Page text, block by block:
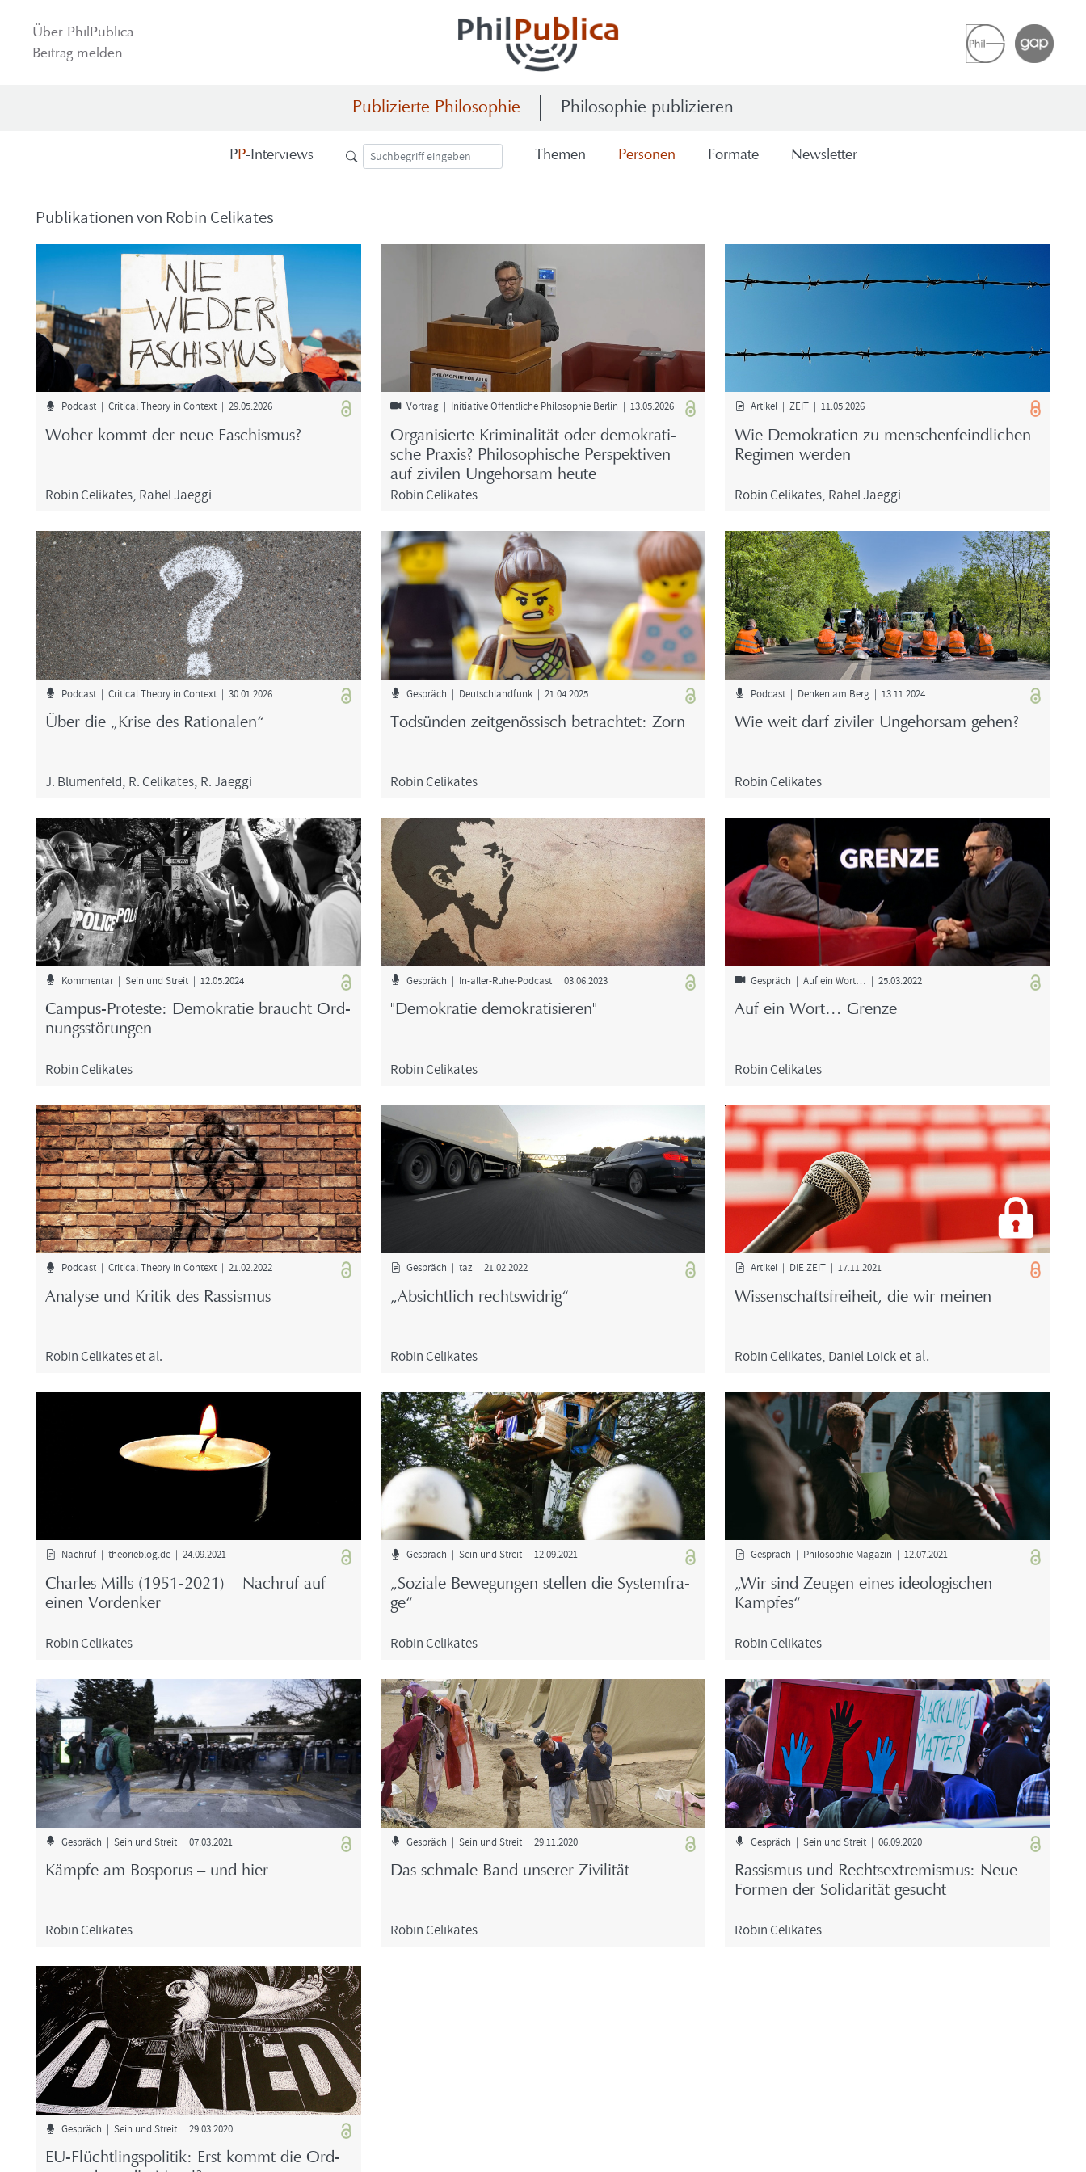
Über Phil­Pu­bli­ca
Bei­trag mel­den
Publizierte Philosophie Philosophie publizieren
PP-​Interviews The­men Per­so­nen For­ma­te News­let­ter
Pu­bli­ka­tio­nen von Robin Ce­li­ka­tes
Pod­cast | Cri­ti­cal Theo­ry in Con­text | 29.05.2026
Woher kommt der neue Fa­schis­mus?
Robin Ce­li­ka­tes, Rahel Jaeg­gi
Vor­trag | In­itia­ti­ve Öf­fent­li­che Phi­lo­so­phie Ber­lin | 13.05.2026
Or­ga­ni­sier­te Kri­mi­na­li­tät oder de­mo­kra­ti­
sche Pra­xis? Phi­lo­so­phi­sche Per­spek­ti­ven
auf zi­vi­len Un­ge­hor­sam heute
Robin Ce­li­ka­tes
Ar­ti­kel | ZEIT | 11.05.2026
Wie De­mo­kra­tien zu men­schen­feind­li­chen
Re­gi­men wer­den
Robin Ce­li­ka­tes, Rahel Jaeg­gi
Pod­cast | Cri­ti­cal Theo­ry in Con­text | 30.01.2026
Über die „Krise des Ra­tio­na­len“
J. Blu­men­feld, R. Ce­li­ka­tes, R. Jaeg­gi
Ge­spräch | Deutsch­land­funk | 21.04.2025
Tod­sün­den zeit­ge­nös­sisch be­trach­tet: Zorn
Robin Ce­li­ka­tes
Pod­cast | Den­ken am Berg | 13.11.2024
Wie weit darf zi­vi­ler Un­ge­hor­sam gehen?
Robin Ce­li­ka­tes
Kom­men­tar | Sein und Streit | 12.05.2024
Campus-​Proteste: De­mo­kra­tie braucht Ord­
nungs­stö­run­gen
Robin Ce­li­ka­tes
Ge­spräch | In-​aller-Ruhe-Podcast | 03.06.2023
"De­mo­kra­tie de­mo­kra­ti­sie­ren"
Robin Ce­li­ka­tes
Ge­spräch | Auf ein Wort… | 25.03.2022
Auf ein Wort… Gren­ze
Robin Ce­li­ka­tes
Pod­cast | Cri­ti­cal Theo­ry in Con­text | 21.02.2022
Ana­ly­se und Kri­tik des Ras­sis­mus
Robin Ce­li­ka­tes et al.
Ge­spräch | taz | 21.02.2022
„Ab­sicht­lich rechts­wid­rig“
Robin Ce­li­ka­tes
Ar­ti­kel | DIE ZEIT | 17.11.2021
Wis­sen­schafts­frei­heit, die wir mei­nen
Robin Ce­li­ka­tes, Da­ni­el Loicket al.
Nach­ruf | theo­rieblog.de | 24.09.2021
Charles Mills (1951-2021) – Nach­ruf auf
einen Vor­den­ker
Robin Ce­li­ka­tes
Ge­spräch | Sein und Streit | 12.09.2021
„So­zia­le Be­we­gun­gen stel­len die Sys­tem­fra­
ge“
Robin Ce­li­ka­tes
Ge­spräch | Phi­lo­so­phie Ma­ga­zin | 12.07.2021
„Wir sind Zeu­gen eines ideo­lo­gi­schen
Kamp­fes“
Robin Ce­li­ka­tes
Ge­spräch | Sein und Streit | 07.03.2021
Kämp­fe am Bos­po­rus – und hier
Robin Ce­li­ka­tes
Ge­spräch | Sein und Streit | 29.11.2020
Das schma­le Band un­se­rer Zi­vi­li­tät
Robin Ce­li­ka­tes
Ge­spräch | Sein und Streit | 06.09.2020
Ras­sis­mus und Rechts­ex­tre­mis­mus: Neue
For­men der So­li­da­ri­tät ge­sucht
Robin Ce­li­ka­tes
Ge­spräch | Sein und Streit | 29.03.2020
EU-​Flüchtlingspolitik: Erst kommt die Ord­